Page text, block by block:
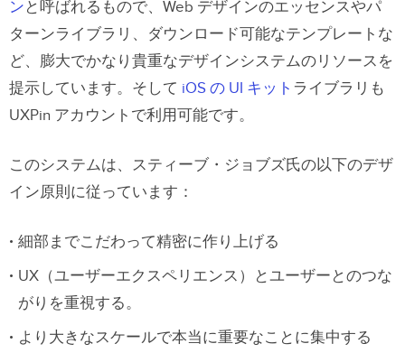
ン と呼ばれるもので、Web デザインのエッセンスやパ
ターンライブラリ、ダウンロード可能なテンプレートな
ど、膨大でかなり貴重なデザインシステムのリソースを
提示しています。そして iOS の UI キット ライブラリも
UXPin アカウントで利用可能です。
このシステムは、スティーブ・ジョブズ氏の以下のデザ
イン原則に従っています：
細部までこだわって精密に作り上げる
UX（ユーザーエクスペリエンス）とユーザーとのつな
がりを重視する。
より大きなスケールで本当に重要なことに集中する